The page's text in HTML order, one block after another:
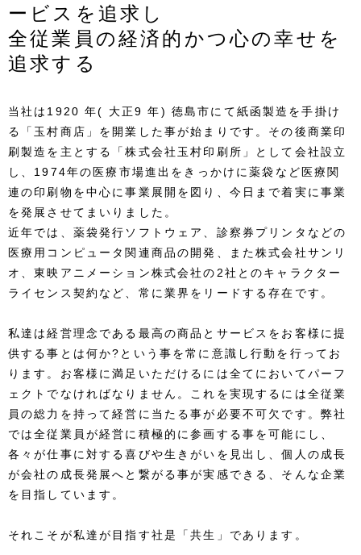
ービスを追求し
全従業員の経済的かつ心の幸せを
追求する
当社は1920 年( 大正9 年) 徳島市にて紙函製造を手掛け
る「玉村商店」を開業した事が始まりです。その後商業印
刷製造を主とする「株式会社玉村印刷所」として会社設立
し、1974年の医療市場進出をきっかけに薬袋など医療関
連の印刷物を中心に事業展開を図り、今日まで着実に事業
を発展させてまいりました。
近年では、薬袋発行ソフトウェア、診察券プリンタなどの
医療用コンピュータ関連商品の開発、また株式会社サンリ
オ、東映アニメーション株式会社の2社とのキャラクター
ライセンス契約など、常に業界をリードする存在です。
私達は経営理念である最高の商品とサービスをお客様に提
供する事とは何か?という事を常に意識し行動を行ってお
ります。お客様に満足いただけるには全てにおいてパーフ
ェクトでなければなりません。これを実現するには全従業
員の総力を持って経営に当たる事が必要不可欠です。弊社
では全従業員が経営に積極的に参画する事を可能にし、
各々が仕事に対する喜びや生きがいを見出し、個人の成長
が会社の成長発展へと繋がる事が実感できる、そんな企業
を目指しています。
それこそが私達が目指す社是「共生」であります。